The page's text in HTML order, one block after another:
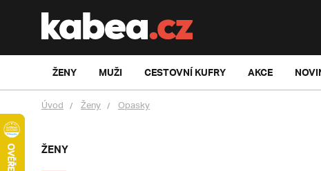
ŽENY MUŽI CESTOVNÍ KUFRY AKCE
Úvod Ženy Opasky
ŽENY